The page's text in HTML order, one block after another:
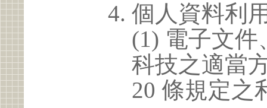
個人資料利
(1) 電子文
科技之適當
20 條規定之